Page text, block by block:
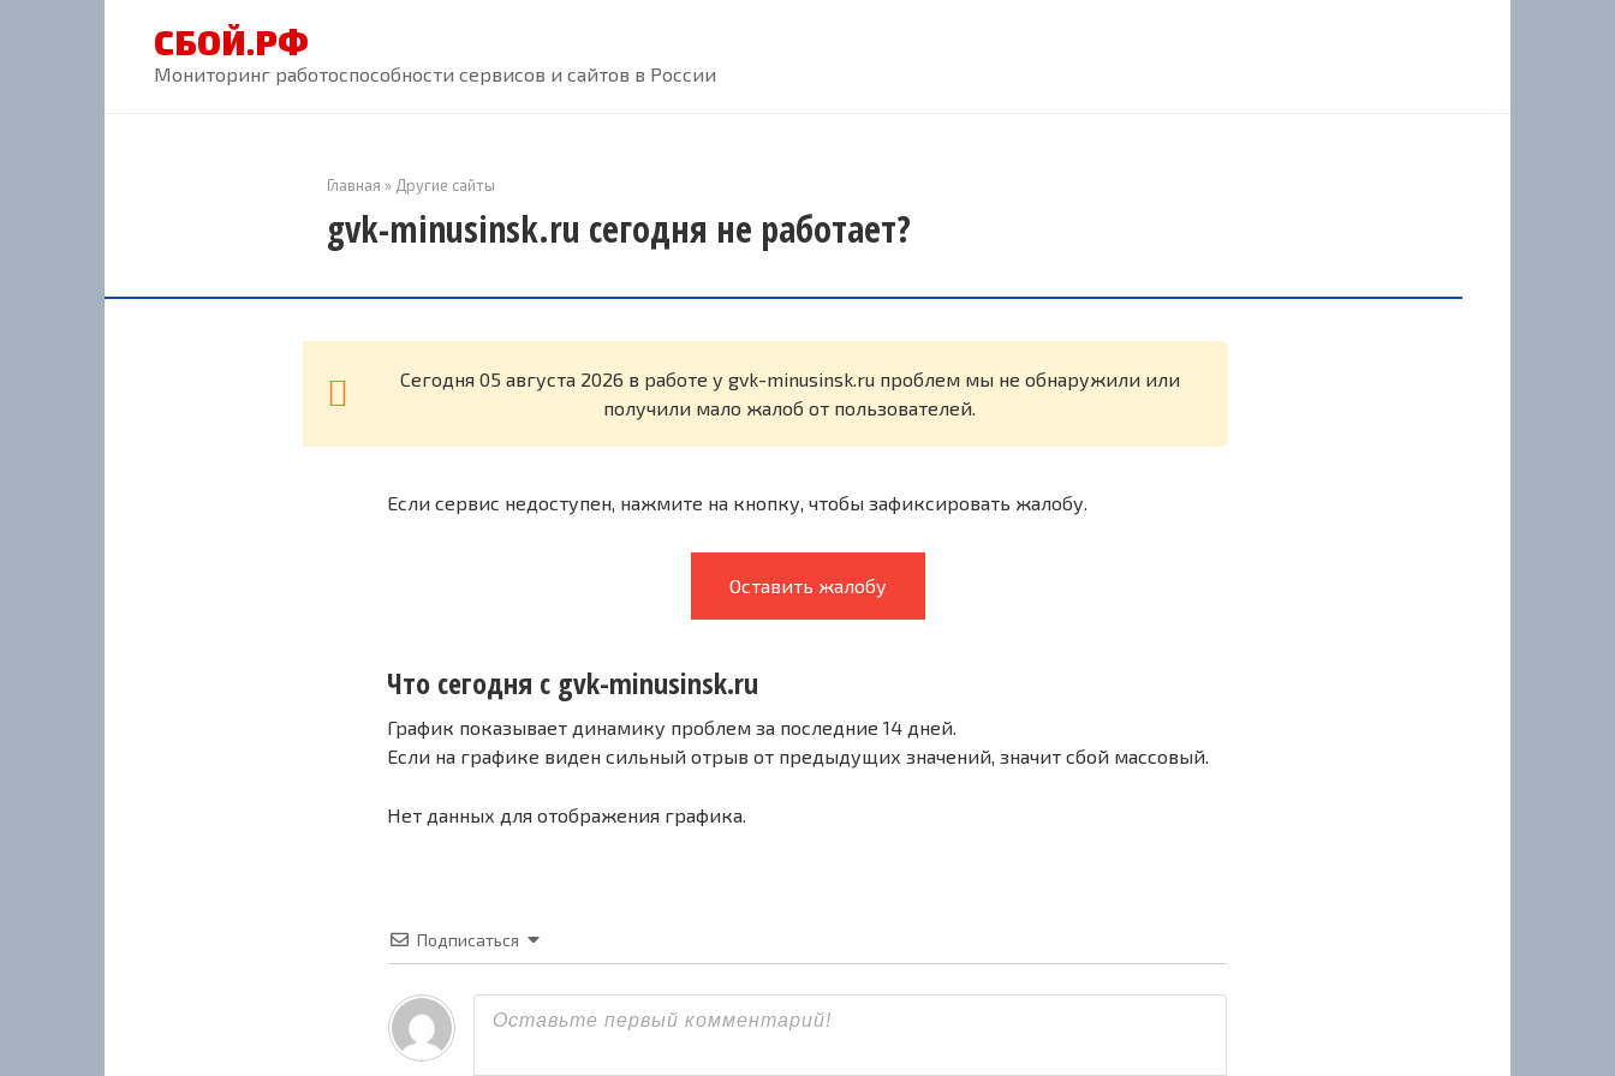
СБОЙ.РФ
Мониторинг работоспособности сервисов и сайтов в России
Главная » Другие сайты
gvk-minusinsk.ru сегодня не работает?
Cегодня 05 августа 2026 в работе у gvk-minusinsk.ru проблем мы не обнаружили или
получили мало жалоб от пользователей.
Если сервис недоступен, нажмите на кнопку, чтобы зафиксировать жалобу.
Оставить жалобу
Что сегодня с gvk-minusinsk.ru
График показывает динамику проблем за последние 14 дней.
Если на графике виден сильный отрыв от предыдущих значений, значит сбой массовый.
Нет данных для отображения графика.
Подписаться